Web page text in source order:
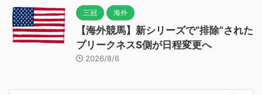
三冠 海外
【海外競馬】新シリーズで“排除”された
プリークネスS側が日程変更へ
2026/8/6